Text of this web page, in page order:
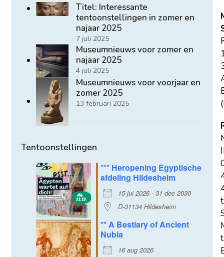
Titel: Interessante
tentoonstellingen in zomer en
najaar 2025
7 juli 2025
Museumnieuws voor zomer en
najaar 2025
4 juli 2025
Museumnieuws voor voorjaar en
zomer 2025
13 februari 2025
Tentoonstellingen
*** Heropening Egyptische
afdeling Hildesheim
15 jul 2026 - 31 dec 2030
D-31134 Hildesheim
** A Bestiary of Ancient
Nubia
16 aug 2026